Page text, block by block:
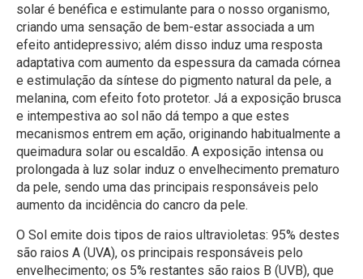
solar é benéfica e estimulante para o nosso organismo,
criando uma sensação de bem-estar associada a um
efeito antidepressivo; além disso induz uma resposta
adaptativa com aumento da espessura da camada córnea
e estimulação da síntese do pigmento natural da pele, a
melanina, com efeito foto protetor. Já a exposição brusca
e intempestiva ao sol não dá tempo a que estes
mecanismos entrem em ação, originando habitualmente a
queimadura solar ou escaldão. A exposição intensa ou
prolongada à luz solar induz o envelhecimento prematuro
da pele, sendo uma das principais responsáveis pelo
aumento da incidência do cancro da pele.
O Sol emite dois tipos de raios ultravioletas: 95% destes
são raios A (UVA), os principais responsáveis pelo
envelhecimento; os 5% restantes são raios B (UVB), que